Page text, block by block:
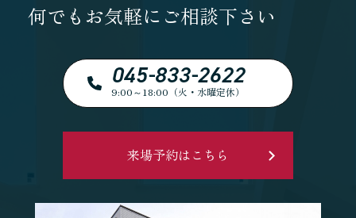
何でもお気軽にご相談下さい
045-833-2622
9:00～18:00（火・水曜定休）
来場予約はこちら